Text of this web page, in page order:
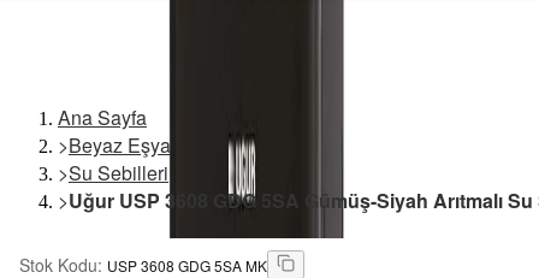
Ana Sayfa
>Beyaz Eşya
>Su Sebilleri
>Uğur USP 3608 GDG 5SA Gümüş-Siyah Arıtmalı
Stok Kodu: USP 3608 GDG 5SA MK